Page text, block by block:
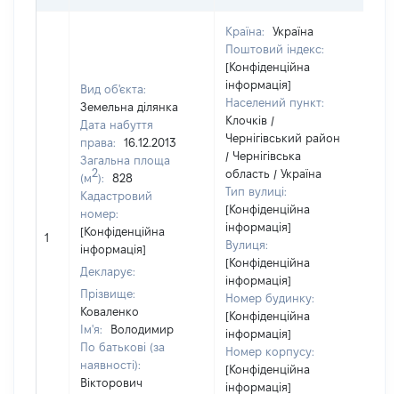
1
Вид об'єкта:
Земельна ділянка
Дата набуття
права:
16.12.2013
Загальна площа
(м2):
828
Кадастровий
номер:
[Конфіденційна
інформація]
Декларує:
Прізвище:
Коваленко
Ім'я:
Володимир
По батькові (за
наявності):
Вікторович
Країна:
Україна
Поштовий індекс:
[Конфіденційна
інформація]
Населений пункт:
Клочків /
Чернігівський район
/ Чернігівська
область / Україна
Тип вулиці:
[Конфіденційна
інформація]
Вулиця:
[Конфіденційна
інформація]
Номер будинку:
[Конфіденційна
інформація]
Номер корпусу:
[Конфіденційна
інформація]